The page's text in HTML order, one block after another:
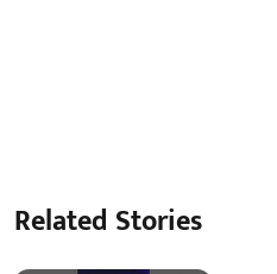
Related Stories